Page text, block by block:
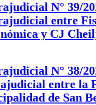
N° 39/
entre
y CJ
N° 38/
entre la
de San